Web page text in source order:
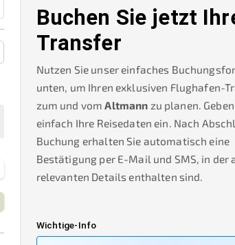
Buchen Sie jetzt
Transfer
Nutzen Sie unser einfaches
unten, um Ihren exklusiven Flughafen-
zum und vom Altmann zu planen.
einfach Ihre Reisedaten ein. Nach
Buchung erhalten Sie automatisch eine
Bestätigung per E-Mail und SMS, in der
relevanten Details enthalten sind.
Wichtige-Info